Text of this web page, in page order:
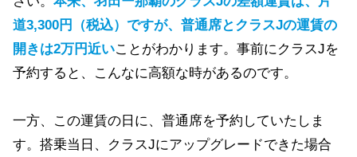
道3,300円（税込）ですが、普通席とクラスJの運賃の
開きは2万円近いことがわかります。事前にクラスJを
予約すると、こんなに高額な時があるのです。
一方、この運賃の日に、普通席を予約していたしま
す。搭乗当日、クラスJにアップグレードできた場合